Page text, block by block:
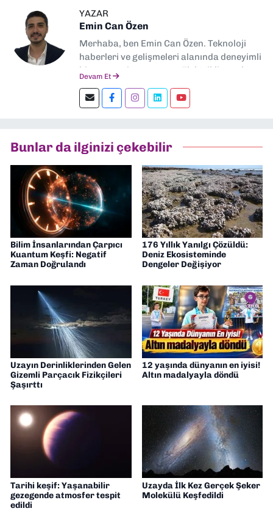
YAZAR
Emin Can Özen
Merhaba, ben Emin Can Özen. Teknoloji
haberleri ve gelişmeleri alanında deneyimli
bir gazeteci ve yazarım. Elektrikli araçlar,
en çok ilgi duyduğum konular.
Dokuzeylul.com’da yazar olarak görev
İzmir’den teknoloji dünyasına dair
yorumlarımı paylaşıyorum. Takipte kalın!
🚀
Devam Et
Bunlar da ilginizi çekebilir
Bilim İnsanlarından Çarpıcı
Kuantum Keşfi: Negatif
Zaman Doğrulandı
176 Yıllık Yanılgı Çözüldü:
Deniz Ekosisteminde
Dengeler Değişiyor
Uzayın Derinliklerinden Gelen
Gizemli Parçacık Fizikçileri
Şaşırttı
12 yaşında dünyanın en iyisi!
Altın madalyayla döndü
Tarihi keşif: Yaşanabilir
gezegende atmosfer tespit
edildi
Uzayda İlk Kez Gerçek Şeker
Molekülü Keşfedildi